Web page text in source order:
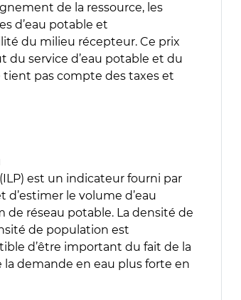
de la ressource, les
d’eau potable et
du milieu récepteur. Ce prix
du service d’eau potable et du
tient pas compte des taxes et
est un indicateur fourni par
d’estimer le volume d’eau
de réseau potable. La densité de
de population est
d’être important du fait de la
demande en eau plus forte en